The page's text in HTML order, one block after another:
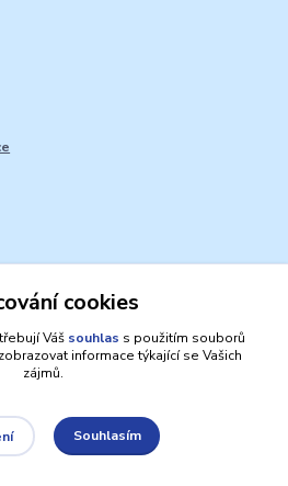
cookies
Váš souhlas s použitím souborů
informace týkající se Vašich
zájmů.
Souhlasím